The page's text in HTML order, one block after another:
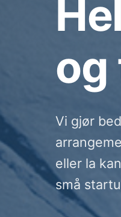
og
Vi gjør
eller la
små